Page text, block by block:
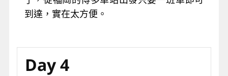
到達，實在太方便。
Day 4